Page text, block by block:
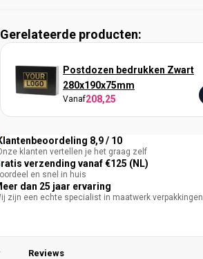
Gerelateerde producten:
Postdozen bedrukken Zwart
280x190x75mm
Vanaf208,25
8,9 / 10
klanten vertellen je het graag zelf
verzending vanaf €125 (NL)
en snel in huis
dan 25 jaar ervaring
zijn een echte specialist in maatwerk verpakkingen
Reviews